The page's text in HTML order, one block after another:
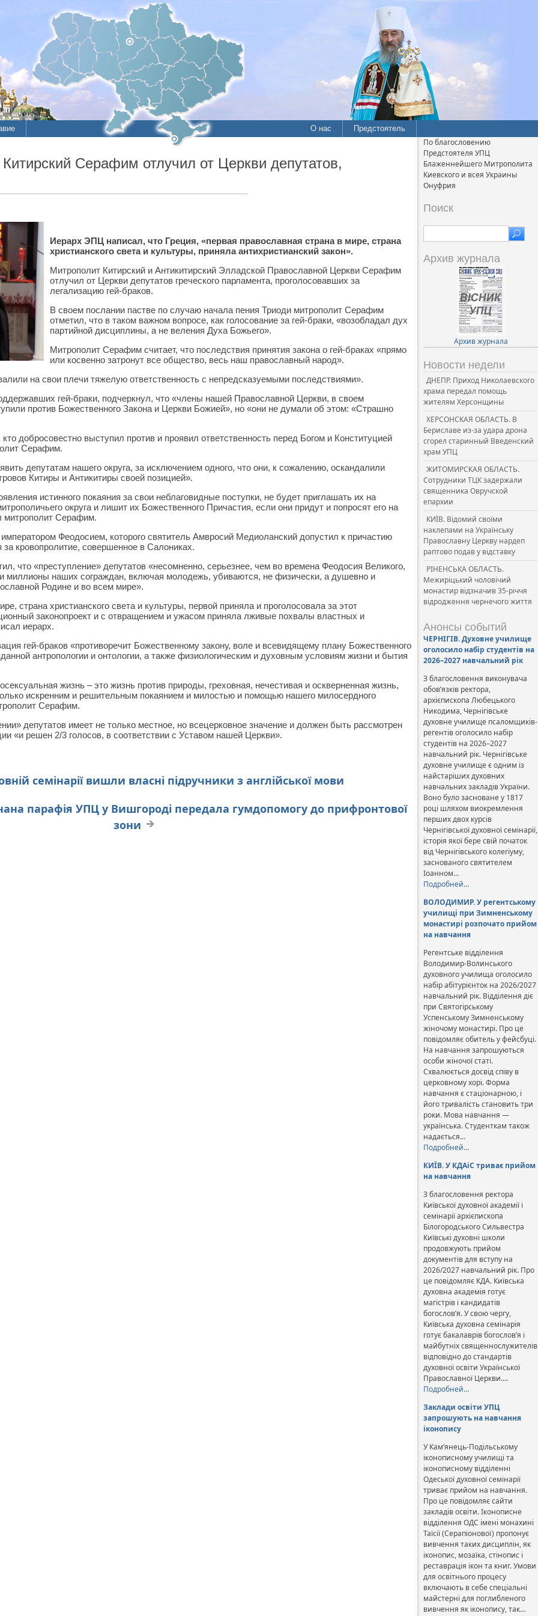
О нас Предстоятель
Серафим отлучил от Церкви депутатов,
Иерарх ЭПЦ написал, что Греция, «первая православная страна в мире, страна
христианского света и культуры, приняла антихристианский закон».
Митрополит Китирский и Антикитирский Элладской Православной Церкви Серафим
отлучил от Церкви депутатов греческого парламента, проголосовавших за
легализацию гей-браков.
В своем послании пастве по случаю начала пения Триоди митрополит Серафим
отметил, что в таком важном вопросе, как голосование за гей-браки, «возобладал дух
партийной дисциплины, а не веления Духа Божьего».
Митрополит Серафим считает, что последствия принятия закона о гей-браках «прямо
или косвенно затронут все общество, весь наш православный народ».
на свои плечи тяжелую ответственность с непредсказуемыми последствиями».
гей-браки, подчеркнул, что «члены нашей Православной Церкви, в своем
против Божественного Закона и Церкви Божией», но «они не думали об этом: «Страшно
добросовестно выступил против и проявил ответственность перед Богом и Конституцией
Серафим.
депутатам нашего округа, за исключением одного, что они, к сожалению, оскандалили
Китиры и Антикитиры своей позицией».
истинного покаяния за свои неблаговидные поступки, не будет приглашать их на
округа и лишит их Божественного Причастия, если они придут и попросят его на
митрополит Серафим.
Феодосием, которого святитель Амвросий Медиоланский допустил к причастию
за кровопролитие, совершенное в Салониках.
что «преступление» депутатов «несомненно, серьезнее, чем во времена Феодосия Великого,
миллионы наших сограждан, включая молодежь, убиваются, не физически, а душевно и
Родине и во всем мире».
страна христианского света и культуры, первой приняла и проголосовала за этот
законопроект и с отвращением и ужасом приняла лживые похвалы властных и
иерарх.
гей-браков «противоречит Божественному закону, воле и всевидящему плану Божественного
антропологии и онтологии, а также физиологическим и духовным условиям жизни и бытия
жизнь – это жизнь против природы, греховная, нечестивая и оскверненная жизнь,
искренним и решительным покаянием и милостью и помощью нашего милосердного
Серафим.
депутатов имеет не только местное, но всецерковное значение и должен быть рассмотрен
«и решен 2/3 голосов, в соответствии с Уставом нашей Церкви».
семінарії вишли власні підручники з англійської мови
парафія УПЦ у Вишгороді передала гумдопомогу до прифронтової
зони
По благословению
Предстоятеля УПЦ
Блаженнейшего Митрополита
Киевского и всея Украины
Онуфрия
Поиск
Архив журнала
Архив журнала
Новости недели
ДНЕПР. Приход Николаевского
храма передал помощь
жителям Херсонщины
ХЕРСОНСКАЯ ОБЛАСТЬ. В
Бериславе из-за удара дрона
сгорел старинный Введенский
храм УПЦ
ЖИТОМИРСКАЯ ОБЛАСТЬ.
Сотрудники ТЦК задержали
священника Овручской
епархии
КИЇВ. Відомий своїми
наклепами на Українську
Православну Церкву нардеп
раптово подав у відставку
РІНЕНСЬКА ОБЛАСТЬ.
Межиріцький чоловічий
монастир відзначив 35-річчя
відродження чернечого життя
Анонсы событий
ЧЕРНІГІВ. Духовне училище
оголосило набір студентів на
2026–2027 навчальний рік
З благословення виконувача
обов’язків ректора,
архієпископа Любецького
Никодима, Чернігівське
духовне училище псаломщиків-
регентів оголосило набір
студентів на 2026–2027
навчальний рік. Чернігівське
духовне училище є одним із
найстаріших духовних
навчальних закладів України.
Воно було засноване у 1817
році шляхом виокремлення
перших двох курсів
Чернігівської духовної семінарії,
історія якої бере свій початок
від Чернігівського колегіуму,
заснованого святителем
Іоанном…
Подробней…
ВОЛОДИМИР. У регентському
училищі при Зимненському
монастирі розпочато прийом
на навчання
Регентське відділення
Володимир-Волинського
духовного училища оголосило
набір абітурієнток на 2026/2027
навчальний рік. Відділення діє
при Святогірському
Успенському Зимненському
жіночому монастирі. Про це
повідомляє обитель у фейсбуці.
На навчання запрошуються
особи жіночої статі.
Схвалюється досвід співу в
церковному хорі. Форма
навчання є стаціонарною, і
його тривалість становить три
роки. Мова навчання —
українська. Студенткам також
надається…
Подробней…
КИЇВ. У КДАіС триває прийом
на навчання
З благословення ректора
Київської духовної академії і
семінарії архієпископа
Білогородського Сильвестра
Київські духовні школи
продовжують прийом
документів для вступу на
2026/2027 навчальний рік. Про
це повідомляє КДА. Київська
духовна академія готує
магістрів і кандидатів
богослов’я. У свою чергу,
Київська духовна семінарія
готує бакалаврів богослов’я і
майбутніх священнослужителів
відповідно до стандартів
духовної освіти Української
Православної Церкви….
Подробней…
Заклади освіти УПЦ
запрошують на навчання
іконопису
У Кам’янець-Подільському
іконописному училищі та
іконописному відділенні
Одеської духовної семінарії
триває прийом на навчання.
Про це повідомляє сайти
закладів освіти. Іконописне
відділення ОДС імені монахині
Таїсії (Серапіонової) пропонує
вивчення таких дисциплін, як
іконопис, мозаїка, стінопис і
реставрація ікон та книг. Умови
для освітнього процесу
включають в себе спеціальні
майстерні для поглибленого
вивчення як іконопису, так…